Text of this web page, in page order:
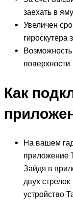
заехать в яму
Увеличен
гироскутера
поверхности
Как
На вашем
приложение
Зайдя в
двух
устройство